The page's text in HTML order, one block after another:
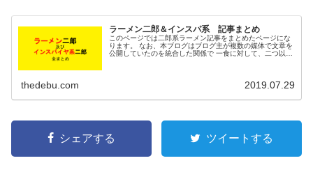
ラーメン二郎＆インスパ系 記事まとめ
このページでは二郎系ラーメン記事をまとめたページにな
ります。 なお、本ブログはブログ主が複数の媒体で文章を
公開していたのを統合した関係で 一食に対して、二つ以上
thedebu.com 2019.07.29
シェアする ツイートする